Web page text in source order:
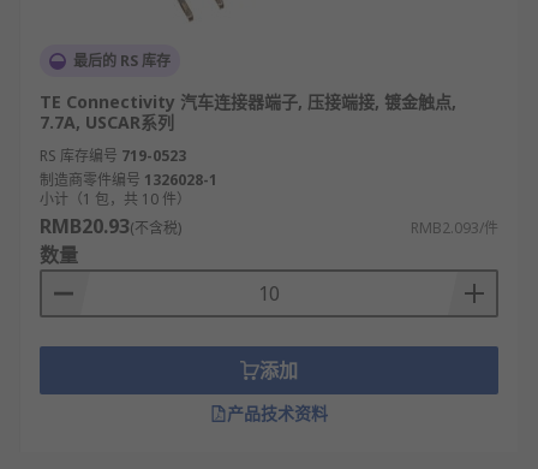
：类似于弹簧夹，使用压力将电线固定
得更大的夹紧压力。这种电气连接方法是最经
典和行业标准的端接方法。这种类型可以适应
各种电线尺寸并提供可靠的连接。
绝缘置换连接（IDC
连接方法，通过将电线推入两个锋利的金属件
之间即可实现，这可以打开外层护套，在不暴
露任何裸线的情况下进行连接。
连接器端子的应用
汽车连接器端子有预绝缘和非绝缘两种形式，适用于
广泛的商业和工业应用。无论是连接保险丝、电池端
子，甚至是车辆传感器，我们的端子系列都允许在高
最后的 RS 库存
TE Connectivity 汽车连接器端子, 压接端接, 镀金触点,
7.7A, USCAR系列
RS 库存编号 719-0523
制造商零件编号 1326028-1
小计（1 包，共 10 件）
RMB20.93(不含税) RMB2.093/件
数量
添加
产品技术资料